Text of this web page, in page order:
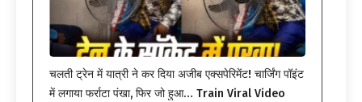
चलती ट्रेन में यात्री ने कर दिया अजीब एक्सपेरिमेंट! चार्जिंग पॉइंट
में लगाया फर्राटा पंखा, फिर जो हुआ… Train Viral Video